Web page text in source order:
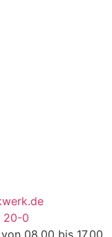
20-0
08.00 bis 17.00